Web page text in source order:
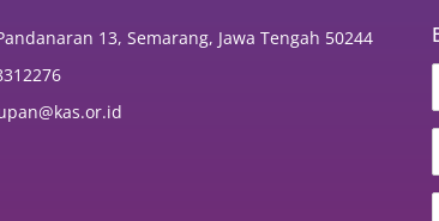
13, Semarang, Jawa Tengah 50244